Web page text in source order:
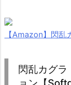
【Amazon】閃
閃乱カグラ